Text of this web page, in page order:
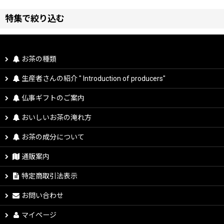
並び順:
特集で絞り込む
お茶生産者：富田農園さん
お茶生産者：カネ松製茶さん
お茶生産者：池田製茶さん
お茶生産者：宮原園さん
お茶生産者：村田祥雲軒さん
お茶の種類
生産者さんの紹介 " Introduction of producers"
仏事ギフトのご案内
おいしいお茶の淹れ方
お茶の成分について
通販案内
特定商取引法表示
お問い合わせ
マイページ